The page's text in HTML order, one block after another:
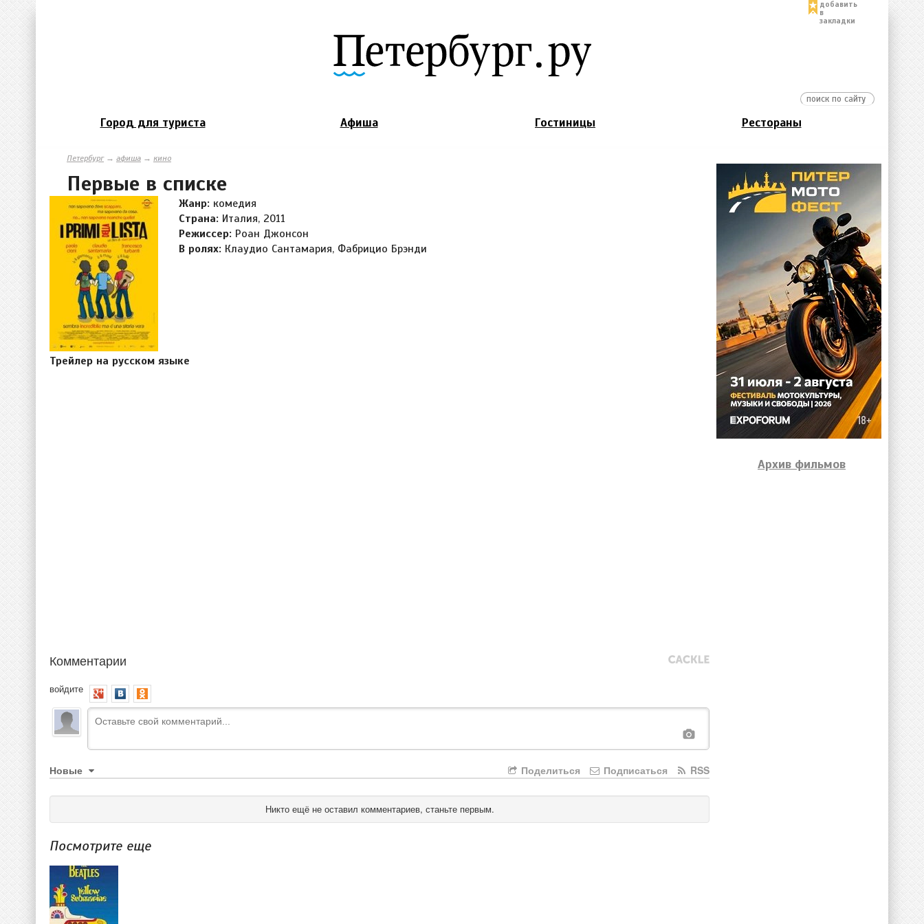
добавить
в
закладки
Город для туриста Афиша Гостиницы Рестораны
Петербург→ афиша → кино
Первые в списке
Жанр: комедия
Страна: Италия, 2011
Режиссер: Роан Джонсон
В ролях: Клаудио Сантамария, Фабрицио Брэнди
Трейлер на русском языке
Комментарии
войдите
Новые RSS
Подписаться
Поделиться
Никто ещё не оставил комментариев, станьте первым.
Посмотрите еще
Архив фильмов